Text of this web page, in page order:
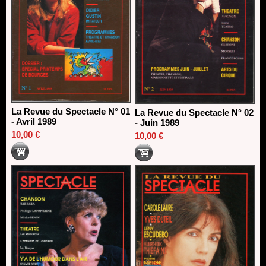
La Revue du Spectacle N° 01
- Avril 1989
10,00 €
La Revue du Spectacle N° 02
- Juin 1989
10,00 €